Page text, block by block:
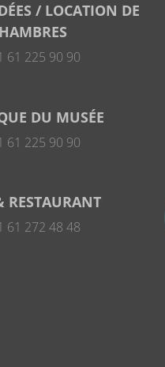
/ LOCATION DE
61 225 90 90
DU MUSÉE
61 225 90 90
RESTAURANT
61 272 48 48